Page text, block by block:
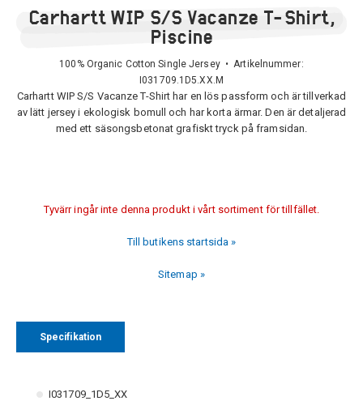
Carhartt WIP S/S Vacanze T-Shirt,
Piscine
100% Organic Cotton Single Jersey • Artikelnummer:
I031709.1D5.XX.M
Carhartt WIP S/S Vacanze T-Shirt har en lös passform och är tillverkad
av lätt jersey i ekologisk bomull och har korta ärmar. Den är detaljerad
med ett säsongsbetonat grafiskt tryck på framsidan.
Tyvärr ingår inte denna produkt i vårt sortiment för tillfället.
Till butikens startsida »
Sitemap »
Specifikation
I031709_1D5_XX